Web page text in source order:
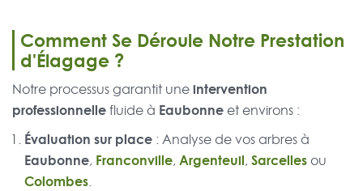
Comment Se Déroule Notre Prestation
d'Élagage ?
Notre processus garantit uneintervention
professionnellefluide à Eaubonne et environs :
Évaluation sur place : Analyse de vos arbres à
Eaubonne, Franconville, Argenteuil, Sarcellesou
Colombes.